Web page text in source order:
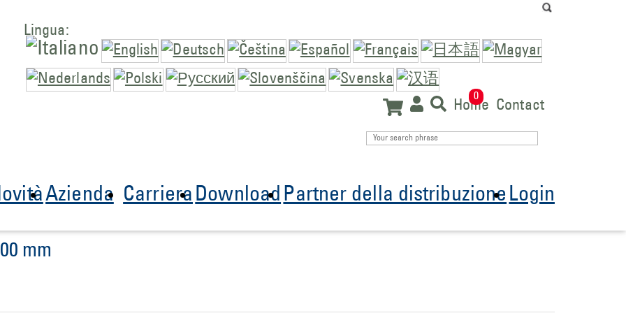
Lingua:
0
Home Contact
Azienda Carriera Download Partner della distribuzione Login
mm